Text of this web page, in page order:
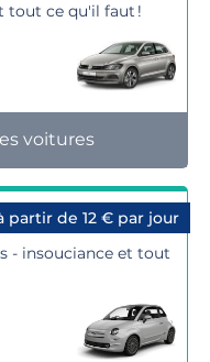
tout ce qu'il faut !
voitures
partir de 12 € par jour
- insouciance et tout